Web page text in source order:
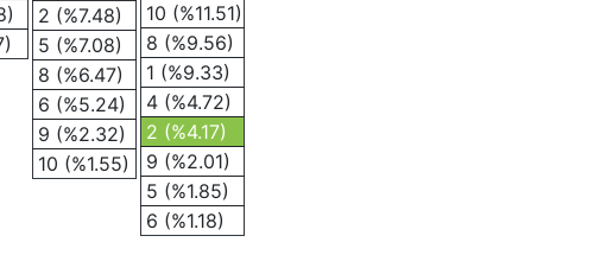
2 (%7.48)
5 (%7.08)
8 (%6.47)
6 (%5.24)
9 (%2.32)
10 (%1.55)
10 (%11.51)
8 (%9.56)
1 (%9.33)
4 (%4.72)
2 (%4.17)
9 (%2.01)
5 (%1.85)
6 (%1.18)